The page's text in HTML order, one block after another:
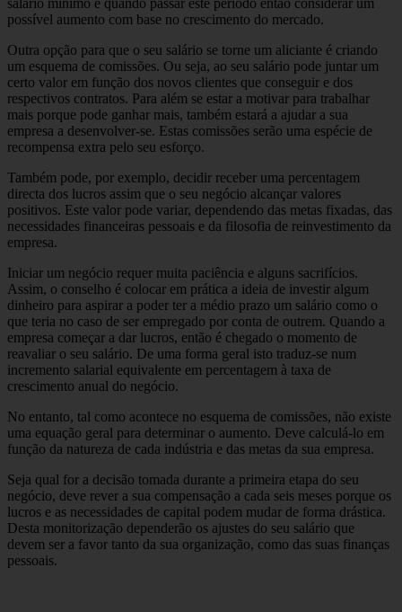
possível aumento com base no crescimento do mercado.
Outra opção para que o seu salário se torne um aliciante é criando
um esquema de comissões. Ou seja, ao seu salário pode juntar um
certo valor em função dos novos clientes que conseguir e dos
respectivos contratos. Para além se estar a motivar para trabalhar
mais porque pode ganhar mais, também estará a ajudar a sua
empresa a desenvolver-se. Estas comissões serão uma espécie de
recompensa extra pelo seu esforço.
Também pode, por exemplo, decidir receber uma percentagem
directa dos lucros assim que o seu negócio alcançar valores
positivos. Este valor pode variar, dependendo das metas fixadas, das
necessidades financeiras pessoais e da filosofia de reinvestimento da
empresa.
Iniciar um negócio requer muita paciência e alguns sacrifícios.
Assim, o conselho é colocar em prática a ideia de investir algum
dinheiro para aspirar a poder ter a médio prazo um salário como o
que teria no caso de ser empregado por conta de outrem. Quando a
empresa começar a dar lucros, então é chegado o momento de
reavaliar o seu salário. De uma forma geral isto traduz-se num
incremento salarial equivalente em percentagem à taxa de
crescimento anual do negócio.
No entanto, tal como acontece no esquema de comissões, não existe
uma equação geral para determinar o aumento. Deve calculá-lo em
função da natureza de cada indústria e das metas da sua empresa.
Seja qual for a decisão tomada durante a primeira etapa do seu
negócio, deve rever a sua compensação a cada seis meses porque os
lucros e as necessidades de capital podem mudar de forma drástica.
Desta monitorização dependerão os ajustes do seu salário que
devem ser a favor tanto da sua organização, como das suas finanças
pessoais.